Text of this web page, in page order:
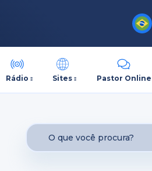
Rádio Sites Pastor Online